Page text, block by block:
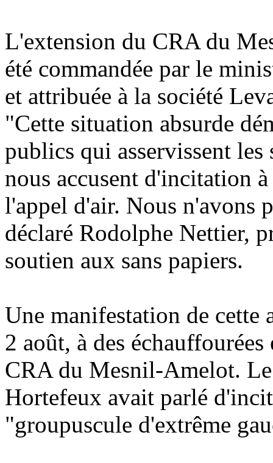
L'extension du CRA du
été commandée par le
et attribuée à la société
"Cette situation absurde
publics qui asservissent
nous accusent d'incitation
l'appel d'air. Nous n'avons
déclaré Rodolphe Nettier,
soutien aux sans papiers.
Une manifestation de cette
2 août, à des
CRA du Mesnil-Amelot.
Hortefeux avait parlé
"groupuscule d'extrême